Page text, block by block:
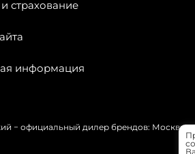
страхование
информация
− официальный дилер брендов: Москвич,